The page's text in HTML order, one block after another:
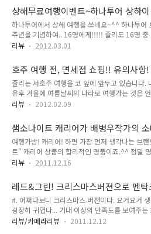
다.... 현장구매하면 할인해준다는 말이 참 ㅠㅠ 지
오게하더군요! 양키캔들도 있었는..
시대가 단골이라고 하네요+_+ 소녀시대 뿐 아니
님의 스타일, 이미지 메이킹을 거쳐간..연예인이
는데요~ 우리가 너무나 잘 아는 유명한 연예인
2NE1, 공효진, 에프엑스, 류승범, 강승윤..공유,
규리원장님을 거쳐간 연예인이라고 합니다~ 출간
는데요. 행사 진행은 현재 군복무 중이신...ㅎㅎ 남
서 해주셨습니다. 인터뷰 형식으로 한..
상해무료여행이벤트~하나투어 상하
대 모집 소식입니다^^
하나투어에서 상해 여행을 쏘네요~^^ 하나투어
주년을 기념하여.. 16명에게!!!!! 줄리도 16명 중
수 있길 소망해봅니다 +_+!!! 모두 지원해보세요
http://www.hanatour.com/asp/issue/
e_num=1 지원 마감은 3/18 일요일까지입니다.
가고 싶어서 조사를 했던 적이 있는데.. 그때 참
졌던 곳이 있어요~ 바로 신천지!!!! 정말 신천지일
도움이 되는 10가지 팁이랍니다. +_+!!! 설탕이 ..
리뷰 2012.03.01
호주 여행 전, 면세점 쇼핑!! 유의사항
류는 안된대요. ㅠ_ㅠ (신라인터넷면
줄리는 서호주 여행을 코 앞에 앞두고 있습니다.
유후 겨울에 여름날씨의 나라로 여행가는 것은
이예요^^ 지금 서호주는 뜨거운 한낮엔 3~40도
준비했어요. 그리고!!! 여행 전엔!! 역시 면세점 쇼
수 없겠죠! 신라인터넷면세점에서 열심히 질러주
다만 이번엔 아쉬운 점은.. 호주는 까다로운 나라
젤류는 반입이 절대 금지라는 점이예요. 그래도
데.. 저는 싱가폴항공을 타고 경유를 해서 가는 것
많이 사는 편인데.. 액체류 젤류가 안되니깐~~ 별
라고 생각했는데 그것..
리뷰 2012.02.09
샘소나이트 캐리어가 배병우작가의
으로 콜라보네이션 +_+ 샘소나이트,
여행가방! 캐리어! 하면 가장 먼저 생각나는 브
트" 캐리어 상품의 합리적인 명품이죠.^^ 정말
또 AS도 잘 해줘서 가격이 좀 있긴 하지만, 한번
망가져서.. 픽셀큐브 자주색(빨강?자주?그런 빛
입했습니다. 픽셀큐브는 가볍고 약간 말랑말랑 탄
만들어져서~ 1년동안 스무번은 사용한 것 같은
+_+!! 그런데 이 픽셀큐브 제품으로!! 최고의 사
생님의 작품이 입혀져서 나왔다는 사실!! 완전 관
리뷰 2011.12.16
레드&그린! 크리스마스버젼으로 펜
완료! (35mm 단렌즈 8색 출시!)
#. 어쩌다보니 크리스마스 버젼이다. 요거요거
굉장히 귀엽다... 기대 이상의 만족도를 보여주는
바디, 그리고 빨강렌즈의 조화란!!! 완전 딱 메.리.
리뷰/카메라리뷰 2011.12.12